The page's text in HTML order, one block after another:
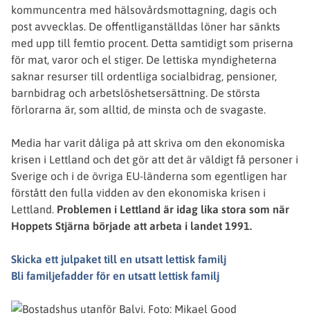
kommuncentra med hälsovårdsmottagning, dagis och
post avvecklas. De offentliganställdas löner har sänkts
med upp till femtio procent. Detta samtidigt som priserna
för mat, varor och el stiger. De lettiska myndigheterna
saknar resurser till ordentliga socialbidrag, pensioner,
barnbidrag och arbetslöshetsersättning. De största
förlorarna är, som alltid, de minsta och de svagaste.
Media har varit dåliga på att skriva om den ekonomiska
krisen i Lettland och det gör att det är väldigt få personer i
Sverige och i de övriga EU-länderna som egentligen har
förstått den fulla vidden av den ekonomiska krisen i
Lettland. Problemen i Lettland är idag lika stora som när
Hoppets Stjärna började att arbeta i landet 1991.
Skicka ett julpaket till en utsatt lettisk familj
Bli familjefadder för en utsatt lettisk familj